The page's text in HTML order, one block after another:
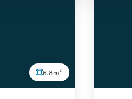
6.8m²